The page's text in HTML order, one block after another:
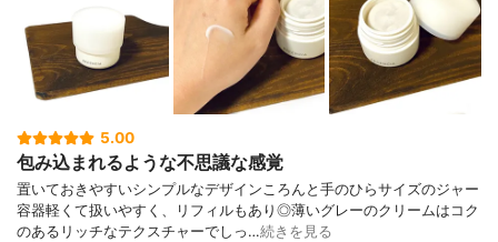
5.00
包み込まれるような不思議な感覚
置いておきやすいシンプルなデザインころんと手のひらサイズのジャー
容器軽くて扱いやすく、リフィルもあり◎薄いグレーのクリームはコク
のあるリッチなテクスチャーでしっ…続きを見る